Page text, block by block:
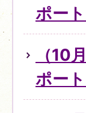
ポー
（10
ポー